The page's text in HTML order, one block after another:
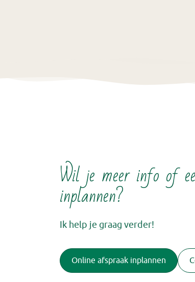
Wil je meer info of
inplannen?
Ik help je graag verder!
Online afspraak inplannen